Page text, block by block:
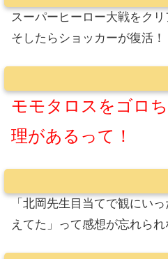
スーパーヒーロー大戦をク
そしたらショッカーが復活
モモタロスをゴロ
理があるって！
「北岡先生目当てで観にい
えてた」って感想が忘れられ